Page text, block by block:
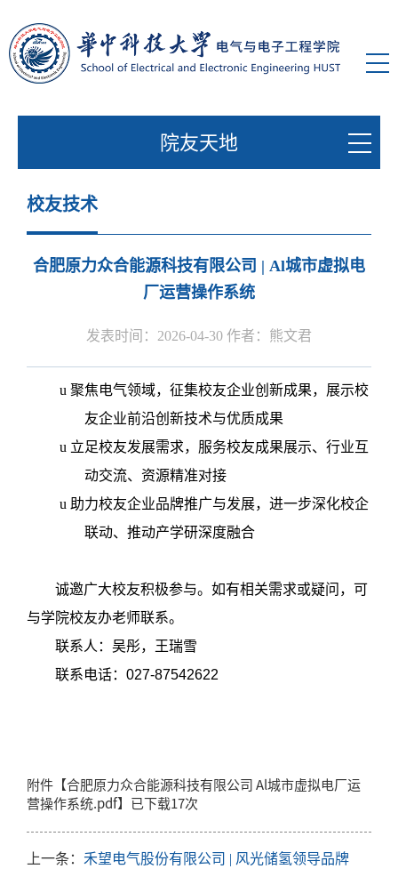
院友天地
校友技术
合肥原力众合能源科技有限公司 | Al城市虚拟电
厂运营操作系统
发表时间：2026-04-30 作者：熊文君
u 聚焦电气领域，征集校友企业创新成果，展示校
友企业前沿创新技术与优质成果
u 立足校友发展需求，服务校友成果展示、行业互
动交流、资源精准对接
u 助力校友企业品牌推广与发展，进一步深化校企
联动、推动产学研深度融合
诚邀广大校友积极参与。如有相关需求或疑问，可
与学院校友办老师联系。
联系人：吴彤，王瑞雪
联系电话： 027-87542622
附件【合肥原力众合能源科技有限公司 Al城市虚拟电厂运
营操作系统.pdf】已下载17次
上一条： 禾望电气股份有限公司 | 风光储氢领导品牌